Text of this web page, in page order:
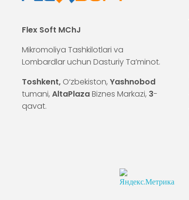
Flex Soft MChJ
Mikromoliya Tashkilotlari va
Lombardlar uchun Dasturiy Ta’minot.
Toshkent, O‘zbekiston, Yashnobod
tumani, AltaPlazaBiznes Markazi, 3-
qavat.